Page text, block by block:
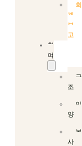
회
계
보
고
참
여
구
조
입
양
봉
사